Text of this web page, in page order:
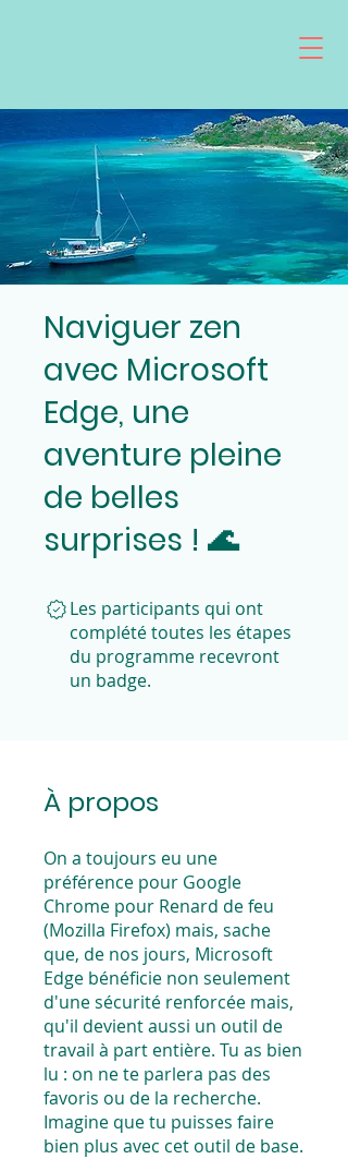
Naviguer zen
avec Microsoft
Edge, une
aventure pleine
de belles
surprises ! 🌊
Les participants qui ont
complété toutes les étapes
du programme recevront
un badge.
À propos
On a toujours eu une
préférence pour Google
Chrome pour Renard de feu
(Mozilla Firefox) mais, sache
que, de nos jours, Microsoft
Edge bénéficie non seulement
d'une sécurité renforcée mais,
qu'il devient aussi un outil de
travail à part entière. Tu as bien
lu : on ne te parlera pas des
favoris ou de la recherche.
Imagine que tu puisses faire
bien plus avec cet outil de base.